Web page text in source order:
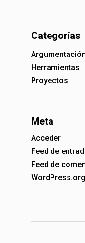
Categorías
Argumentación
Herramientas
Proyectos
Meta
Acceder
Feed de
Feed de
WordPress.org